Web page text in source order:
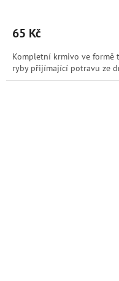
65 Kč
Kompletní krmivo ve formě
ryby přijímající potravu ze